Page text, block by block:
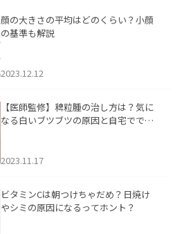
顔の大きさの平均はどのくらい？小顔
の基準も解説
2023.12.12
【医師監修】稗粒腫の治し方は？気に
なる白いブツブツの原因と自宅ででき
2023.11.17
ビタミンCは朝つけちゃだめ？日焼け
やシミの原因になるってホント？